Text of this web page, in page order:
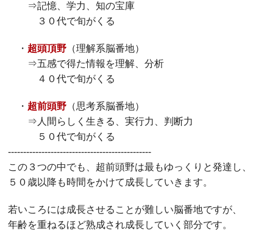
⇒記憶、学力、知の宝庫
３０代で旬がくる
・ 超頭頂野 （理解系脳番地）
⇒五感で得た情報を理解、分析
４０代で旬がくる
・ 超前頭野 （思考系脳番地）
⇒人間らしく生きる、実行力、判断力
５０代で旬がくる
-----------------------------------------------
この３つの中でも、超前頭野は最もゆっくりと発達し、
５０歳以降も時間をかけて成長していきます。
若いころには成長させることが難しい脳番地ですが、
年齢を重ねるほど熟成され成長していく部分です。